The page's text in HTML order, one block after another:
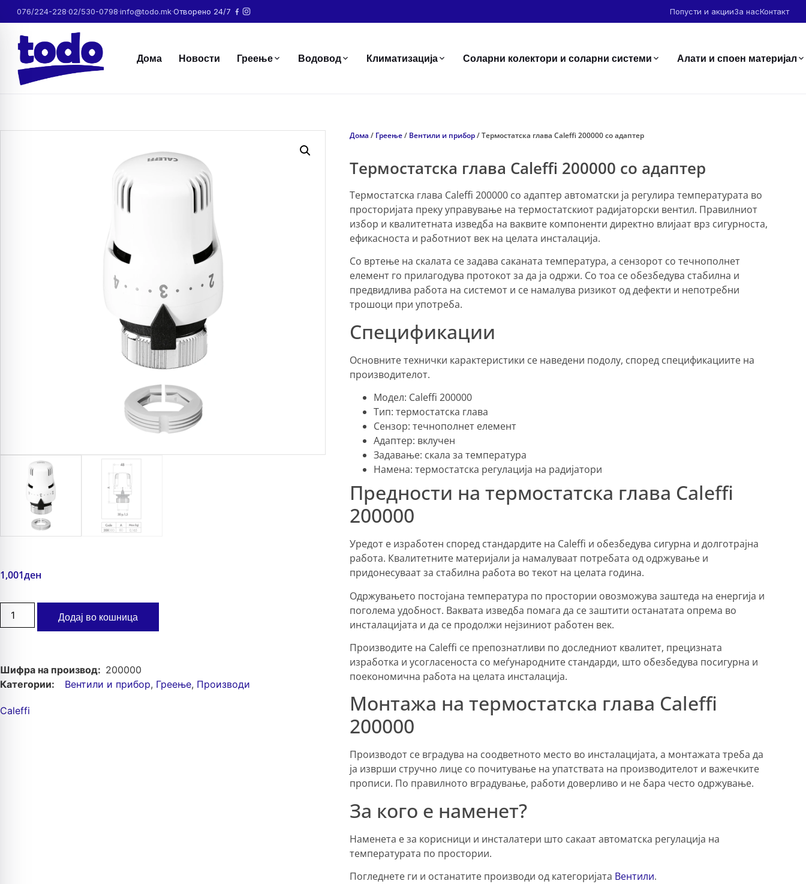
076/224-228·02/530-0798·info@todo.mk·Отворено 24/7 Попусти и акцииЗа насКонтакт
Дома Новости Греење Водовод Климатизација Соларни колектори и соларни системи Алати и споен материјал
1,001ден
Додај во кошница
Шифра на производ: 200000
Категории:
Вентили и прибор, Греење, Производи
Caleffi
Дома / Греење/ Вентили и прибор/ Термостатска глава Caleffi 200000 со адаптер
Термостатска глава Caleffi 200000 со адаптер
Термостатска глава Caleffi 200000 со адаптер автоматски ја регулира температурата во
просторијата преку управување на термостатскиот радијаторски вентил. Правилниот
избор и квалитетната изведба на ваквите компоненти директно влијаат врз сигурноста,
ефикасноста и работниот век на целата инсталација.
Со вртење на скалата се задава саканата температура, а сензорот со течнополнет
елемент го прилагодува протокот за да ја одржи. Со тоа се обезбедува стабилна и
предвидлива работа на системот и се намалува ризикот од дефекти и непотребни
трошоци при употреба.
Спецификации
Основните технички карактеристики се наведени подолу, според спецификациите на
производителот.
Модел: Caleffi 200000
Тип: термостатска глава
Сензор: течнополнет елемент
Адаптер: вклучен
Задавање: скала за температура
Намена: термостатска регулација на радијатори
Предности на термостатска глава Caleffi
200000
Уредот е изработен според стандардите на Caleffi и обезбедува сигурна и долготрајна
работа. Квалитетните материјали ја намалуваат потребата од одржување и
придонесуваат за стабилна работа во текот на целата година.
Одржувањето постојана температура по простории овозможува заштеда на енергија и
поголема удобност. Ваквата изведба помага да се заштити останатата опрема во
инсталацијата и да се продолжи нејзиниот работен век.
Производите на Caleffi се препознатливи по доследниот квалитет, прецизната
изработка и усогласеноста со меѓународните стандарди, што обезбедува посигурна и
поекономична работа на целата инсталација.
Монтажа на термостатска глава Caleffi
200000
Производот се вградува на соодветното место во инсталацијата, а монтажата треба да
ја изврши стручно лице со почитување на упатствата на производителот и важечките
прописи. По правилното вградување, работи доверливо и не бара често одржување.
За кого е наменет?
Наменета е за корисници и инсталатери што сакаат автоматска регулација на
температурата по простории.
Погледнете ги и останатите производи од категоријата Вентили.